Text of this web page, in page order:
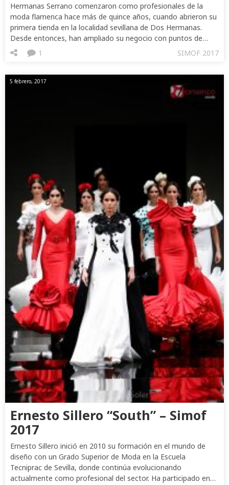
Hermanas Serrano comenzaron como profesionales de la
moda flamenca hace más de quince años, cuando abrieron su
primera tienda en la localidad sevillana de Dos Hermanas.
Desde entonces, han ampliado su negocio con puntos de…
SIMOF 2017
1
5 febrero, 2017
Ernesto Sillero “South” – Simof
2017
Ernesto Sillero inició en 2010 su formación en el mundo de
diseño con un Grado Superior de Moda en la Escuela
Tecniprac de Sevilla, donde continúa evolucionando
actualmente como profesional del sector. Ha participado en…